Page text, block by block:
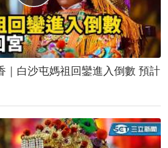
｜白沙屯媽祖回鑾進入倒數 預計